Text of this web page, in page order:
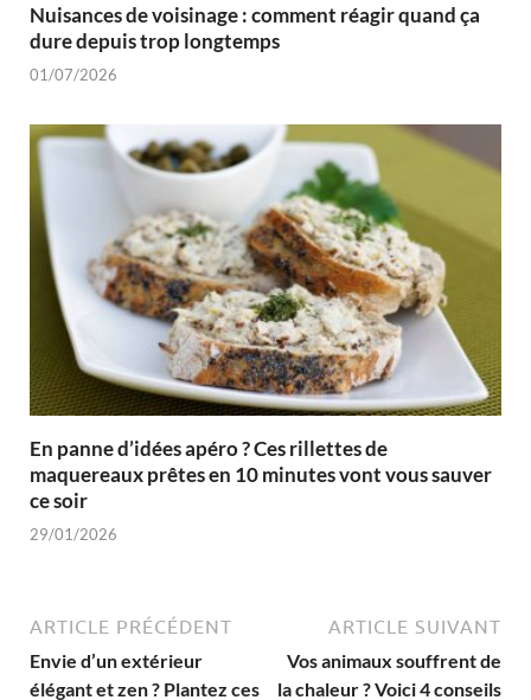
Nuisances de voisinage : comment réagir quand ça
dure depuis trop longtemps
01/07/2026
En panne d’idées apéro ? Ces rillettes de
maquereaux prêtes en 10 minutes vont vous sauver
ce soir
29/01/2026
ARTICLE PRÉCÉDENT
Envie d’un extérieur
élégant et zen ? Plantez ces
ARTICLE SUIVANT
Vos animaux souffrent de
la chaleur ? Voici 4 conseils